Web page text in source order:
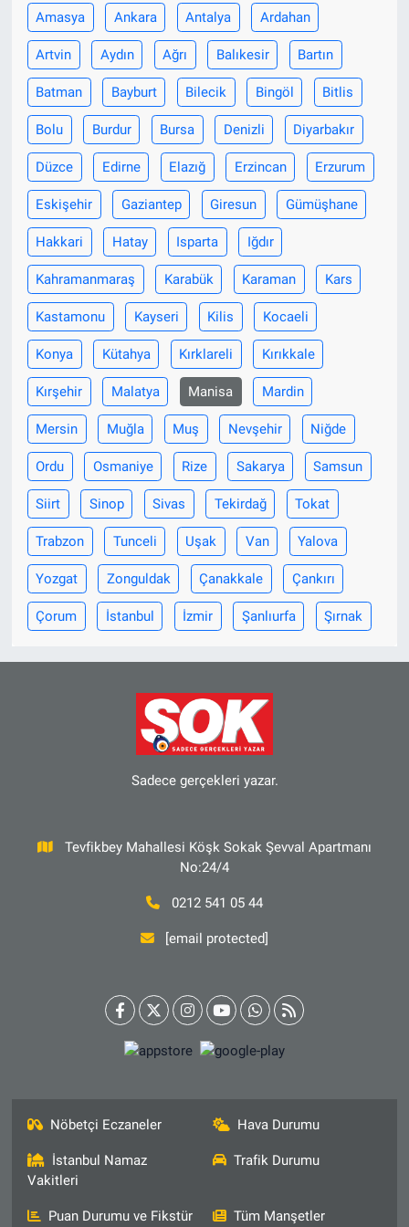
Amasya Ankara Antalya Ardahan
Artvin Aydın Ağrı Balıkesir Bartın
Batman Bayburt Bilecik Bingöl Bitlis
Bolu Burdur Bursa Denizli Diyarbakır
Düzce Edirne Elazığ Erzincan Erzurum
Eskişehir Gaziantep Giresun Gümüşhane
Hakkari Hatay Isparta Iğdır
Kahramanmaraş Karabük Karaman Kars
Kastamonu Kayseri Kilis Kocaeli
Konya Kütahya Kırklareli Kırıkkale
Kırşehir Malatya Manisa Mardin
Mersin Muğla Muş Nevşehir Niğde
Ordu Osmaniye Rize Sakarya Samsun
Siirt Sinop Sivas Tekirdağ Tokat
Trabzon Tunceli Uşak Van Yalova
Yozgat Zonguldak Çanakkale Çankırı
Çorum İstanbul İzmir Şanlıurfa Şırnak
Sadece gerçekleri yazar.
Tevfikbey Mahallesi Köşk Sokak Şevval Apartmanı
No:24/4
0212 541 05 44
[email protected]
Nöbetçi Eczaneler Hava Durumu
İstanbul Namaz
Vakitleri
Trafik Durumu
Puan Durumu ve Fikstür Tüm Manşetler
Bize ulaşın
İletişim/Künye
Yaşam
Gözden Kaçmasın
İletişim (Künye)